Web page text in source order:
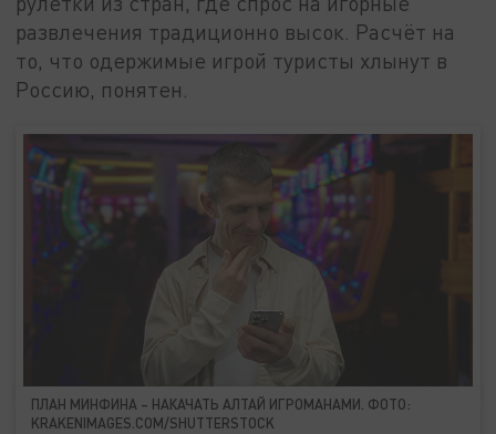
развлечения традиционно высок. Расчёт на
то, что одержимые игрой туристы хлынут в
Россию, понятен.
ПЛАН МИНФИНА – НАКАЧАТЬ АЛТАЙ ИГРОМАНАМИ. ФОТО:
KRAKENIMAGES.COM/SHUTTERSTOCK